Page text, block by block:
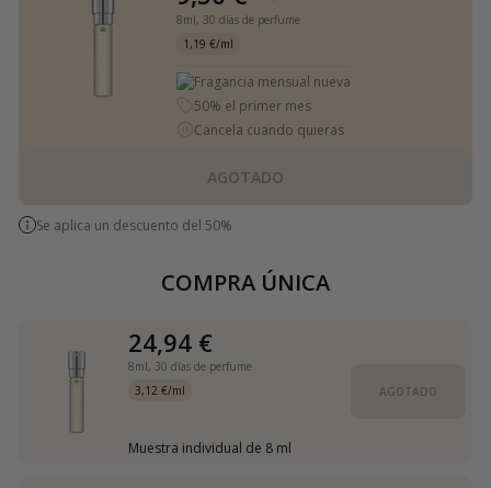
8ml, 30 días de perfume
1,19 €/ml
Fragancia mensual nueva
50% el primer mes
Cancela cuando quieras
AGOTADO
Se aplica un descuento del 50%
COMPRA ÚNICA
24,94 €
8ml, 30 días de perfume
3,12 €/ml
Muestra individual de 8 ml
AGOTADO